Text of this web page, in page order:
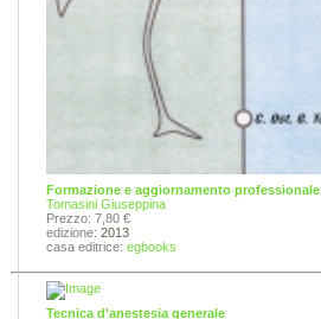
Formazione e aggiornamento professionale
Tomasini Giuseppina
Prezzo: 7,80 €
edizione: 2013
casa editrice: egbooks
Tecnica d'anestesia generale